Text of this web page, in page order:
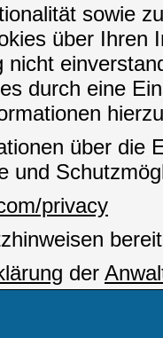
sowie
über
nicht
durch eine
über die
und
privacy
der